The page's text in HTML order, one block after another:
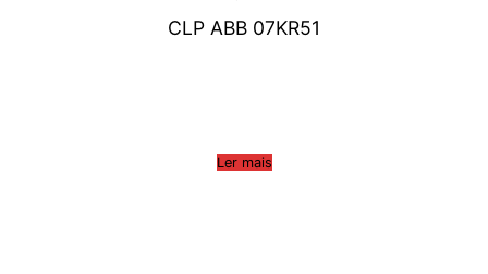
CLP ABB 07KR51
Ler mais